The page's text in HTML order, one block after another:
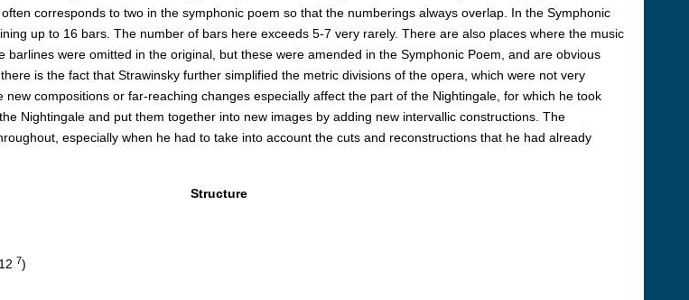
corresponds to two in the symphonic poem so that the numberings always overlap. In the Symphonic
up to 16 bars. The number of bars here exceeds 5-7 very rarely. There are also places where the music
barlines were omitted in the original, but these were amended in the Symphonic Poem, and are obvious
is the fact that Strawinsky further simplified the metric divisions of the opera, which were not very
new compositions or far-reaching changes especially affect the part of the Nightingale, for which he took
Nightingale and put them together into new images by adding new intervallic constructions. The
especially when he had to take into account the cuts and reconstructions that he had already
Structure
7)